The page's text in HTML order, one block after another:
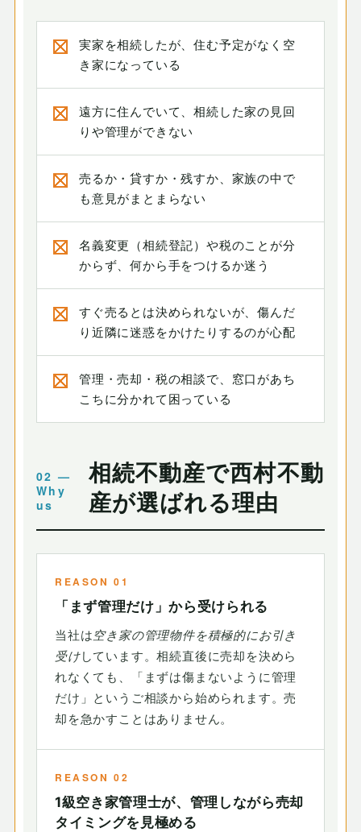
実家を相続したが、住む予定がなく空
き家になっている
遠方に住んでいて、相続した家の見回
りや管理ができない
売るか・貸すか・残すか、家族の中で
も意見がまとまらない
名義変更（相続登記）や税のことが分
からず、何から手をつけるか迷う
すぐ売るとは決められないが、傷んだ
り近隣に迷惑をかけたりするのが心配
管理・売却・税の相談で、窓口があち
こちに分かれて困っている
相続不動産で西村不動
産が選ばれる理由
REASON 01
「まず管理だけ」から受けられる
当社は空き家の管理物件を積極的にお引き
受けしています。相続直後に売却を決めら
れなくても、「まずは傷まないように管理
だけ」というご相談から始められます。売
却を急かすことはありません。
REASON 02
1級空き家管理士が、管理しながら売却
タイミングを見極める